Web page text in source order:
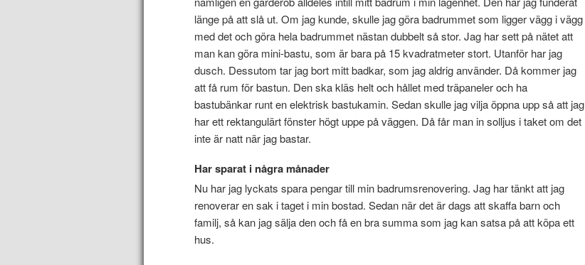
länge på att slå ut. Om jag kunde, skulle jag göra badrummet som ligger vägg i vägg
med det och göra hela badrummet nästan dubbelt så stor. Jag har sett på nätet att
man kan göra mini-bastu, som är bara på 15 kvadratmeter stort. Utanför har jag
dusch. Dessutom tar jag bort mitt badkar, som jag aldrig använder. Då kommer jag
att få rum för bastun. Den ska kläs helt och hållet med träpaneler och ha
bastubänkar runt en elektrisk bastukamin. Sedan skulle jag vilja öppna upp så att jag
har ett rektangulärt fönster högt uppe på väggen. Då får man in solljus i taket om det
inte är natt när jag bastar.
Har sparat i några månader
Nu har jag lyckats spara pengar till min badrumsrenovering. Jag har tänkt att jag
renoverar en sak i taget i min bostad. Sedan när det är dags att skaffa barn och
familj, så kan jag sälja den och få en bra summa som jag kan satsa på att köpa ett
hus.